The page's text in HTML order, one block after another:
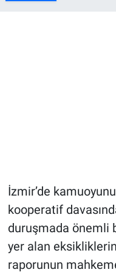
İzmir’de
kooperatif
duruşmada önemli
yer alan
raporunun